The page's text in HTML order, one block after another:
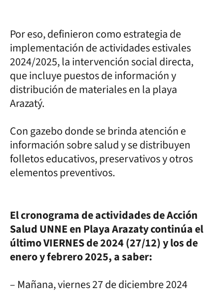
Por eso, definieron como estrategia de
implementación de actividades estivales
2024/2025, la intervención social directa,
que incluye puestos de información y
distribución de materiales en la playa
Arazatý.
Con gazebo donde se brinda atención e
información sobre salud y se distribuyen
folletos educativos, preservativos y otros
elementos preventivos.
El cronograma de actividades de Acción
Salud UNNE en Playa Arazaty continúa el
último VIERNES de 2024 (27/12) y los de
enero y febrero 2025, a saber:
– Mañana, viernes 27 de diciembre 2024